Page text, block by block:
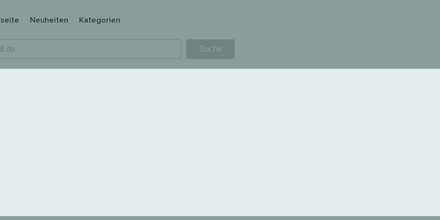
Neuheiten Kategorien